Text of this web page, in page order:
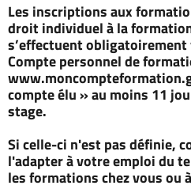
Les inscriptions aux
droit individuel à la formation
s’effectuent
Compte personnel de
compte élu » au moins 11
stage.
Si celle-ci n'est pas définie,
l'adapter à votre emploi du
les formations chez vous ou